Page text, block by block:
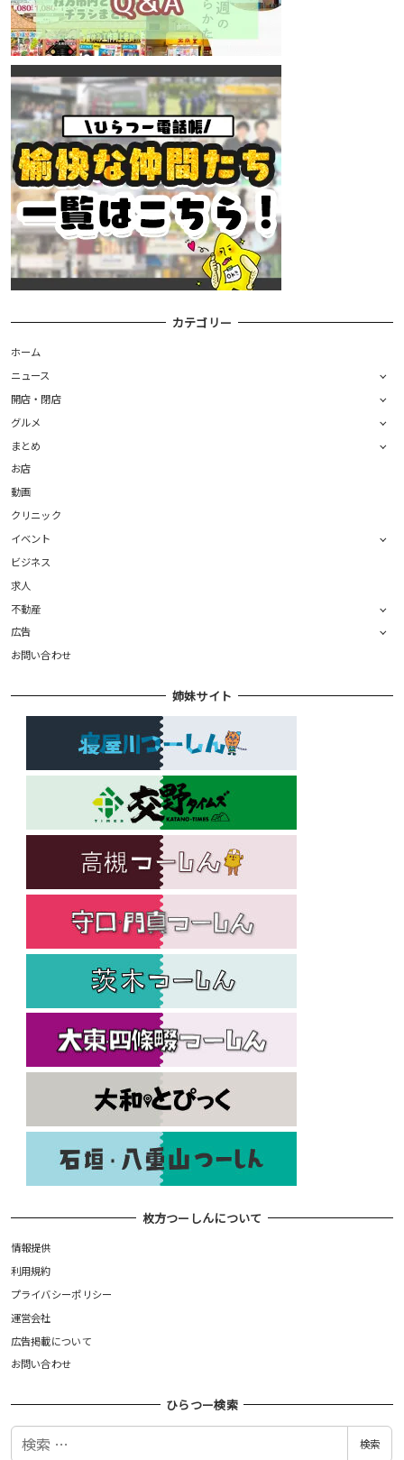
カテゴリー
ホーム
ニュース
開店・閉店
グルメ
まとめ
お店
動画
クリニック
イベント
ビジネス
求人
不動産
広告
お問い合わせ
姉妹サイト
枚方つーしんについて
情報提供
利用規約
プライバシーポリシー
運営会社
広告掲載について
お問い合わせ
ひらつー検索
検
検索